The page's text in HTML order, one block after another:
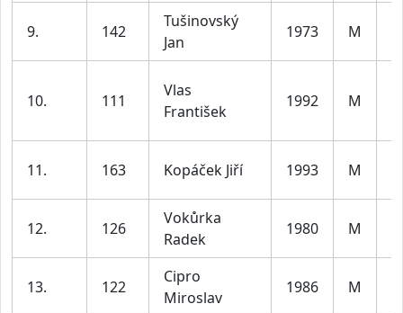
9. 142
Tušinovský
Jan
1973 M
10. 111
Vlas
František
1992 M
11. 163 Kopáček Jiří 1993 M
12. 126
Vokůrka
Radek
1980 M
13. 122
Cipro
Miroslav
1986 M